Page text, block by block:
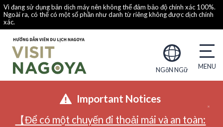
Vì đang sử dụng bản dịch máy nên không thể đảm bảo độ chính xác 100%.
Ngoài ra, có thể có một số phần như danh từ riêng không được dịch chính
xác.
NGôN NGữ
Important Notices
【Để có một chuyến đi thoải mái và an toàn: